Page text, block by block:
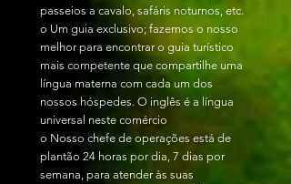
passeios a cavalo, safáris noturnos, etc.
o Um guia exclusivo; fazemos o nosso
melhor para encontrar o guia turístico
mais competente que compartilhe uma
língua materna com cada um dos
nossos hóspedes. O inglês é a língua
universal neste comércio
o Nosso chefe de operações está de
plantão 24 horas por dia, 7 dias por
semana, para atender às suas